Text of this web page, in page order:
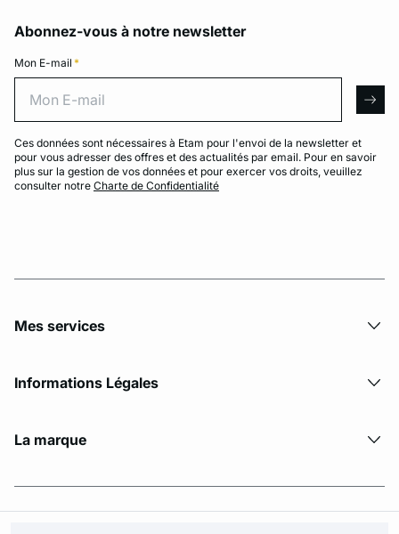
Abonnez-vous à notre newsletter
Mon E-mail *
Ces données sont nécessaires à Etam pour l'envoi de la newsletter et
pour vous adresser des offres et des actualités par email. Pour en savoir
plus sur la gestion de vos données et pour exercer vos droits, veuillez
consulter notre Charte de Confidentialité
Mes services
Informations Légales
La marque